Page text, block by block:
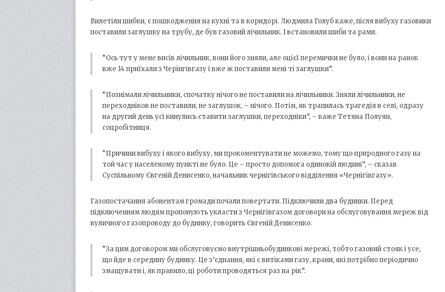
Вилетіли шибки, є пошкодження на кухні та в коридорі. Людмила Голуб каже, після вибуху газовики
поставили заглушку на трубу, де був газовий лічильник. І встановили шиби та рами.
“Ось тут у мене висів лічильник, вони його зняли, але оцієї перемички не було, і вони на ранок
вже 14 приїхали з Черінгівгазу і вже ж поставили мені ті заглушки”.
“Познімали лічильники, спочатку нічого не поставили на лічильники. Зняли лічильники, не
переходніков не поставили, не заглушок, – нічого. Потім, як трапилась трагедія в селі, одразу
на другий день усі кинулись ставити заглушки, переходніки”, – каже Тетяна Полуян,
соцробітниця.
“Причини вибуху і якого вибуху, ми прокоментувати не можемо, тому що природного газу на
той час у населеному пункті не було. Це – просто допомога одинокій людині”, – сказав
Суспільному Євгеній Денисенко, начальник чернігівського відділення «Чернігівгазу».
Газопостачання абонентам громади почали повертати. Підключили два будинки. Перед
підключенням людям пропонують укласти з Чернігівгазом договори на обслуговування мереж від
вуличного газопроводу до будинку, говорить Євгеній Денисенко.
“За цим договором ми обслуговуємо внутрішньобудинкові мережі, тобто газовий стояк і усе,
що йде в середину будинку. Це з’єднання, які є витіками газу, крани, які потрібно періодично
змащувати і, як правило, ці роботи проводяться раз на рік”.